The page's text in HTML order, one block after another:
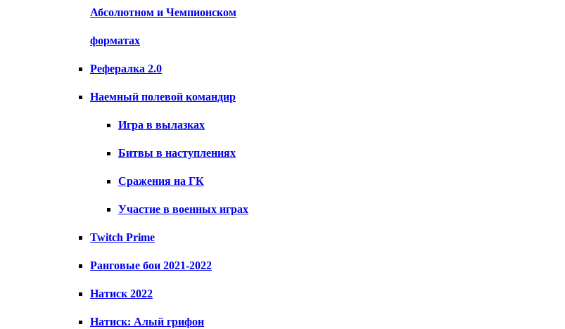
Абсолютном и Чемпионском
форматах
Рефералка 2.0
Наемный полевой командир
Игра в вылазках
Битвы в наступлениях
Сражения на ГК
Участие в военных играх
Twitch Prime
Ранговые бои 2021-2022
Натиск 2022
Натиск: Алый грифон